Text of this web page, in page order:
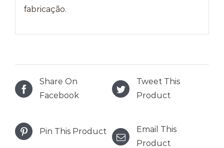
fabricação.
Share On
Facebook
Tweet This
Product
Pin This Product
Email This
Product